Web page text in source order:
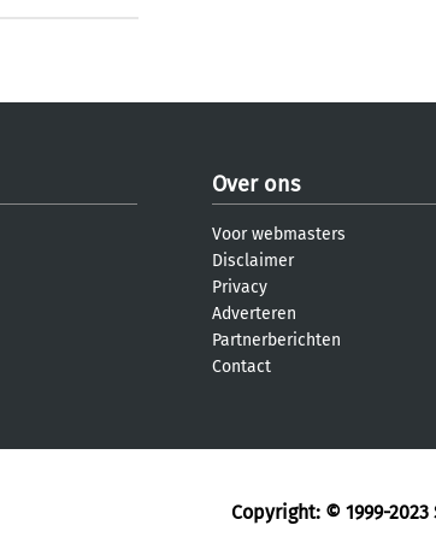
Over ons
Voor webmasters
Disclaimer
Privacy
Adverteren
Partnerberichten
Contact
Copyright: © 1999-2023